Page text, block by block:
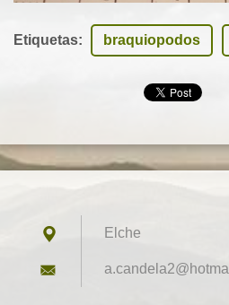
Etiquetas: braquiopodos
Elche
a.candel a2@hotma